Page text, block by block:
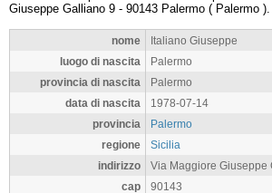
Giuseppe Galliano 9 - 90143 Palermo ( Palermo ).
nome
Italiano Giuseppe
luogo di nascita
Palermo
provincia di nascita
Palermo
data di nascita
1978-07-14
provincia
Palermo
regione
Sicilia
indirizzo
Via Maggiore Giuseppe
cap
90143